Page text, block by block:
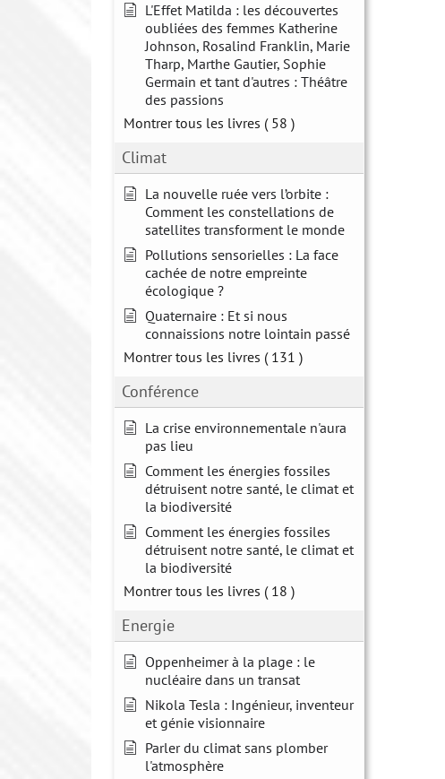
L'Effet Matilda : les découvertes
oubliées des femmes Katherine
Johnson, Rosalind Franklin, Marie
Tharp, Marthe Gautier, Sophie
Germain et tant d'autres : Théâtre
des passions
Montrer tous les livres ( 58 )
Climat
La nouvelle ruée vers l’orbite :
Comment les constellations de
satellites transforment le monde
Pollutions sensorielles : La face
cachée de notre empreinte
écologique ?
Quaternaire : Et si nous
connaissions notre lointain passé
Montrer tous les livres ( 131 )
Conférence
La crise environnementale n'aura
pas lieu
Comment les énergies fossiles
détruisent notre santé, le climat et
la biodiversité
Comment les énergies fossiles
détruisent notre santé, le climat et
la biodiversité
Montrer tous les livres ( 18 )
Energie
Oppenheimer à la plage : le
nucléaire dans un transat
Nikola Tesla : Ingénieur, inventeur
et génie visionnaire
Parler du climat sans plomber
l'atmosphère